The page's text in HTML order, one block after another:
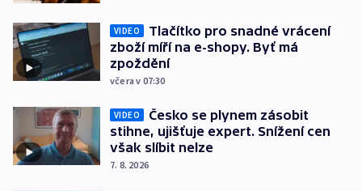
VIDEO
Tlačítko pro snadné vrácení
zboží míří na e-shopy. Byť má
zpoždění
včera v 07:30
VIDEO
Česko se plynem zásobit
stihne, ujišťuje expert. Snížení cen
však slíbit nelze
7. 8. 2026